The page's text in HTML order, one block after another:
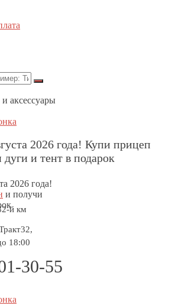
аксессуары
2026 года! Купи прицеп
и тент в подарок
2026 года!
и получи
й км
18:00
30-55